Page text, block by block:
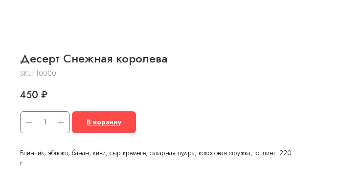
Десерт Снежная королева
SKU: 10000
450 ₽
В корзину
Блинчик, яблоко, банан, киви, сыр креметте, сахарная пудра, кокосовая стружка, топпинг. 220
г